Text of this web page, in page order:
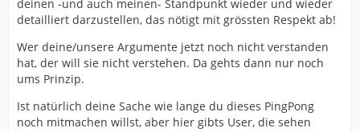
deinen -und auch meinen- Standpunkt wieder und wieder
detailliert darzustellen, das nötigt mit grössten Respekt ab!
Wer deine/unsere Argumente jetzt noch nicht verstanden
hat, der will sie nicht verstehen. Da gehts dann nur noch
ums Prinzip.
Ist natürlich deine Sache wie lange du dieses PingPong
noch mitmachen willst, aber hier gibts User, die sehen